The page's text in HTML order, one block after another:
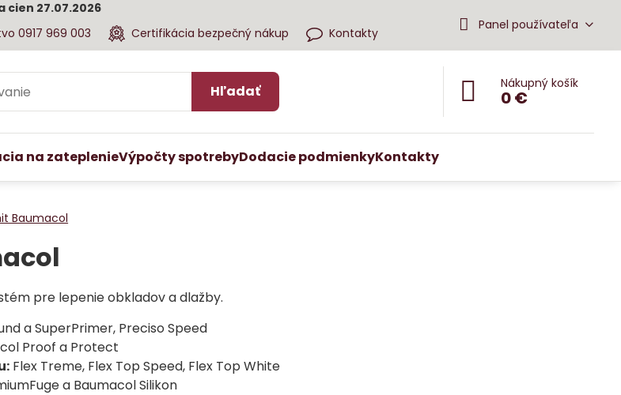
cien 27.07.2026
0917 969 003 Certifikácia bezpečný nákup Kontakty
Panel používateľa
Hľadať Nákupný košík
0 €
na zateplenieVýpočty spotrebyDodacie podmienkyKontakty
Baumacol
pre lepenie obkladov a dlažby.
a SuperPrimer, Preciso Speed
Proof a Protect
Flex Treme, Flex Top Speed, Flex Top White
a Baumacol Silikon